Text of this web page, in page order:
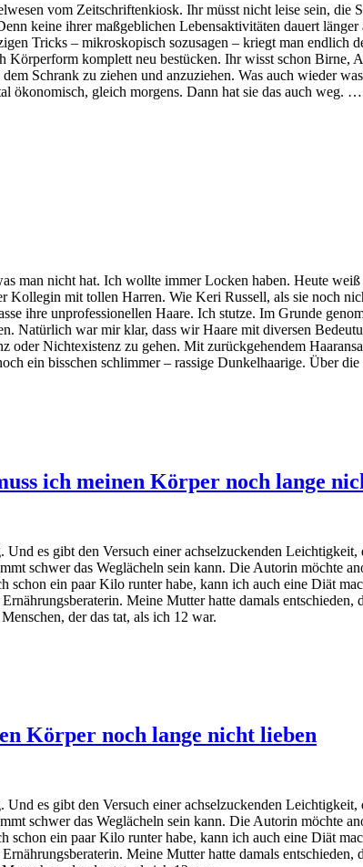
vom Zeitschriftenkiosk. Ihr müsst nicht leise sein,
keine ihrer maßgeblichen Lebensaktivitäten dauert
Tricks – mikroskopisch sozusagen – kriegt man endlich
komplett neu bestücken. Ihr wisst schon
Schrank zu ziehen und anzuziehen. Was auch wieder
ökonomisch, gleich morgens. Dann hat sie das auch weg. …
man nicht hat. Ich wollte immer Locken haben. Heute
mit tollen Harren. Wie Keri Russell, als sie noch
ihre unprofessionellen Haare. Ich stutze. Im Grunde
Natürlich war mir klar, dass wir Haare mit diversen
oder Nichtexistenz zu gehen. Mit zurückgehendem
ein bisschen schlimmer – rassige Dunkelhaarige. Über
ich meinen Körper noch lange
es gibt den Versuch einer achselzuckenden
schwer das Weglächeln sein kann. Die Autorin
schon ein paar Kilo runter habe, kann ich auch eine Diät
Meine Mutter hatte damals
der das tat, als ich 12 war.
Körper noch lange nicht lieben
es gibt den Versuch einer achselzuckenden
schwer das Weglächeln sein kann. Die Autorin
schon ein paar Kilo runter habe, kann ich auch eine Diät
Meine Mutter hatte damals